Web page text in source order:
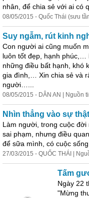
nhân, để chia sẻ với ai có
08/05/2015 - Quốc Thái (sưu
Suy ngẫm, rút kinh
Con người ai cũng muốn
luôn tốt đẹp, hạnh phúc,…
những điều bất hạnh, khó
gia đình,… Xin chia sẻ và
người…...
08/05/2015 - DÂN AN | Nguồn
Nhìn thẳng vào sự
Làm người, trong cuộc đời
sai phạm, nhưng điều
để sữa mình, có cuộc
27/03/2015 - QUỐC THÁI |
Tấm
Ngày 22
"Mừng